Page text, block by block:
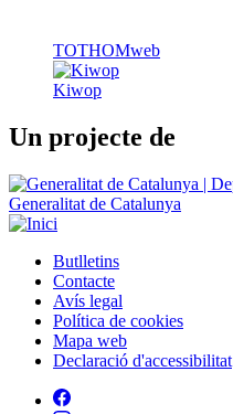
TOTHOMweb
Kiwop
Un projecte de
Generalitat de Catalunya
Peu
Butlletins
Contacte
Avís legal
Política de cookies
Mapa web
Declaració d'accessibilitat